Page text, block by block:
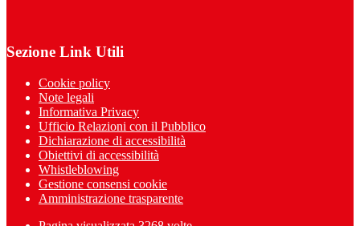
Sezione Link Utili
Cookie policy
Note legali
Informativa Privacy
Ufficio Relazioni con il Pubblico
Dichiarazione di accessibilità
Obiettivi di accessibilità
Whistleblowing
Gestione consensi cookie
Amministrazione trasparente